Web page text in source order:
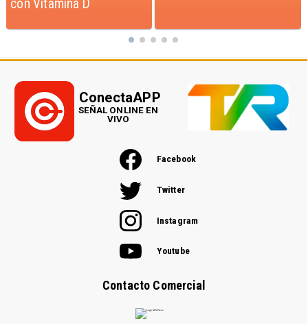
Facebook
Twitter
Instagram
Youtube
Contacto Comercial
ConectaAPP
SEÑAL ONLINE EN
VIVO